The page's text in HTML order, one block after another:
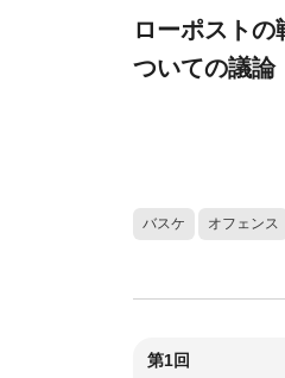
ローポスト
ついての議論
バスケ オフェンス
第1回